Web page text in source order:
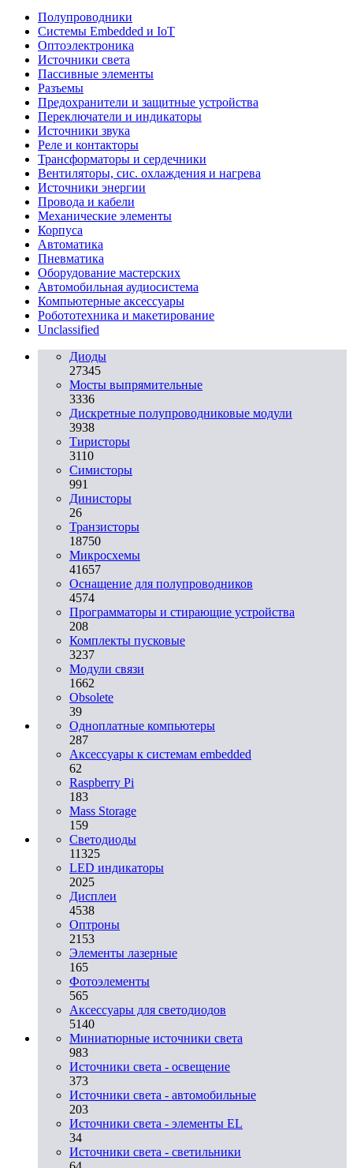
Полупроводники
Системы Embedded и IoT
Oптоэлектроника
Источники света
Пассивные элементы
Разъeмы
Предохранители и защитные устройства
Переключатели и индикаторы
Источники звука
Реле и контакторы
Трансформаторы и сердечники
Вентиляторы, сис. охлаждения и нагрева
Источники энергии
Провода и кабели
Механические элементы
Корпуса
Автоматика
Пневматика
Оборудование мастерских
Автомобильная аудиосистема
Компьютерные аксессуары
Робототехника и макетирование
Unclassified
Диоды
27345
Мосты выпрямительные
3336
Дискретные полупроводниковые модули
3938
Тиристоры
3110
Симисторы
991
Динисторы
26
Транзисторы
18750
Микросхемы
41657
Оснащение для полупроводников
4574
Программаторы и стирающие устройства
208
Комплекты пусковые
3237
Модули связи
1662
Obsolete
39
Одноплатные компьютеры
287
Аксессуары к системам embedded
62
Raspberry Pi
183
Mass Storage
159
Светодиоды
11325
LED индикаторы
2025
Дисплеи
4538
Оптроны
2153
Элементы лазерные
165
Фотоэлементы
565
Аксессуары для светодиодов
5140
Миниатюрные источники света
983
Источники света - освещение
373
Источники света - автомобильные
203
Источники света - элементы EL
34
Источники света - светильники